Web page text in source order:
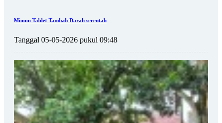
Minum Tablet Tambah Darah serentah
Tanggal 05-05-2026 pukul 09:48